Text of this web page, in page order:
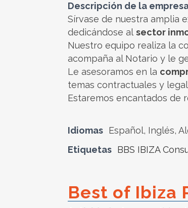
Descripción de la
Sírvase de nuestra amplia
dedicándose al sector
Nuestro equipo realiza la
acompaña al Notario y le
Le asesoramos en la
temas contractuales y
Estaremos encantados de
Idiomas Español, Inglés,
Etiquetas BBS IBIZA
Best of Ibiza